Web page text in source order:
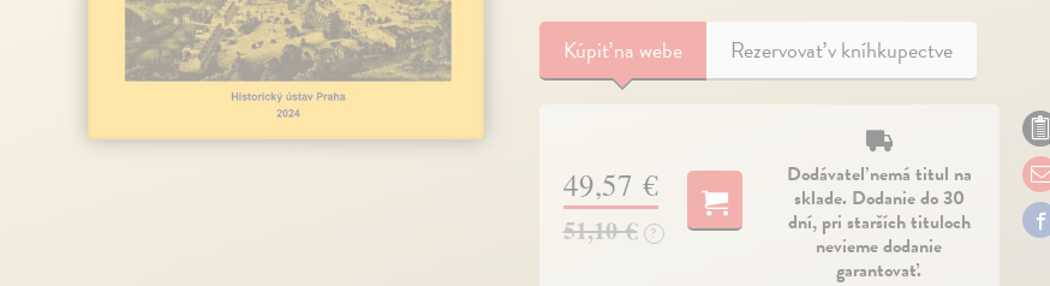
Kúpiťna webe Rezervovať v kníhkupectve
49,57 €
51,10 € ?
Dodávateľ nemá titul na
sklade. Dodanie do 30
dní, pri starších tituloch
nevieme dodanie
garantovať.